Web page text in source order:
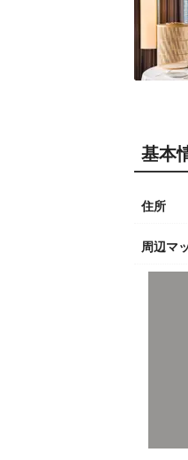
基本
住所
周辺マ